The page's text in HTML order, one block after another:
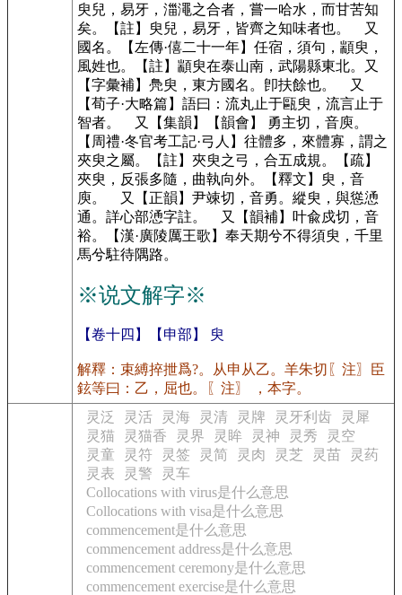
臾兒，易牙，湽澠之合者，嘗一哈水，而甘苦知
矣。【註】臾兒，易牙，皆齊之知味者也。 又
國名。【左傳·僖二十一年】任宿，須句，顓臾，
風姓也。【註】顓臾在泰山南，武陽縣東北。又
【字彙補】鳧臾，東方國名。卽扶餘也。 又
【荀子·大略篇】語曰：流丸止于甌臾，流言止于
智者。 又【集韻】【韻會】 勇主切，音庾。
【周禮·冬官考工記·弓人】往體多，來體寡，謂之
夾臾之屬。【註】夾臾之弓，合五成規。【疏】
夾臾，反張多隨，曲執向外。【釋文】臾，音
庾。 又【正韻】尹竦切，音勇。縱臾，與慫慂
通。詳心部慂字註。 又【韻補】叶兪戍切，音
裕。【漢·廣陵厲王歌】奉天期兮不得須臾，千里
馬兮駐待隅路。
※说文解字※
【卷十四】【申部】 臾
解釋：束縛捽抴爲?。从申从乙。羊朱切〖注〗臣
鉉等曰：乙，屈也。〖注〗 ，本字。
灵泛 灵活 灵海 灵清 灵牌 灵牙利齿
灵犀
灵猫
灵猫香 灵界 灵眸 灵神 灵秀
灵空
灵童
灵符 灵签 灵简 灵肉 灵芝 灵苗
灵药
灵表
灵警
灵车
Collocations with virus是什么意思
Collocations with visa是什么意思
commencement是什么意思
commencement address是什么意思
commencement ceremony是什么意思
commencement exercise是什么意思